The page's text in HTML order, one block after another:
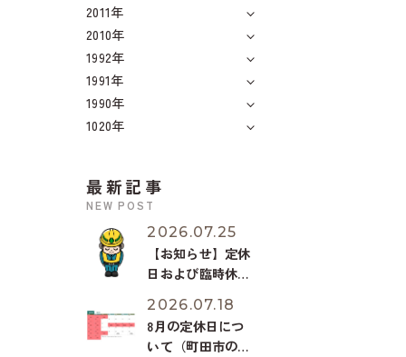
2011年
2010年
1992年
1991年
1990年
1020年
最新記事
NEW POST
2026.07.25
【お知らせ】定休
日および臨時休業
案内
2026.07.18
8月の定休日につ
いて（町田市の外